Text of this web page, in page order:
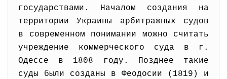
государствами. Началом создания на
территории Украины арбитражных судов
в современном понимании можно считать
учреждение коммерческого суда в г.
Одессе в 1808 году. Позднее такие
суды были созданы в Феодосии (1819) и